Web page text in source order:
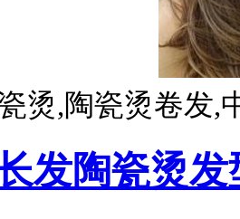
烫,陶瓷烫卷发,
发陶瓷烫